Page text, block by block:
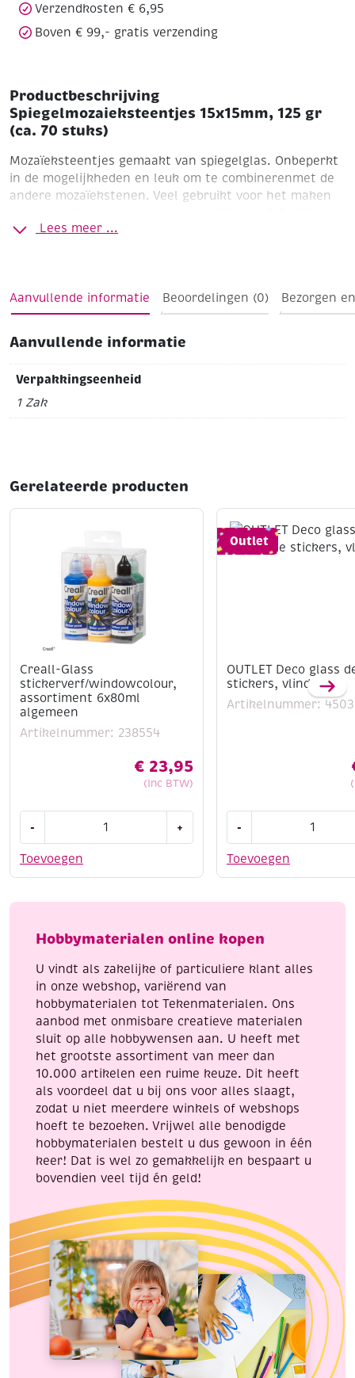
Verzendkosten € 6,95
Boven € 99,- gratis verzending
Productbeschrijving
Spiegelmozaieksteentjes 15x15mm, 125 gr
(ca. 70 stuks)
Mozaïeksteentjes gemaakt van spiegelglas. Onbeperkt
in de mogelijkheden en leuk om te combinerenmet de
andere mozaïekstenen. Veel gebruikt voor het maken
onderzetters, vazen, dienbladen, enz..
Lees meer ...
Aanvullende informatie Beoordelingen (0) Bezorgen
Aanvullende informatie
Verpakkingseenheid
1 Zak
Gerelateerde producten
Creall-Glass
stickerverf/windowcolour,
assortiment 6x80ml
algemeen
Artikelnummer: 238554
€ 23,95
(Inc BTW)
Toevoegen
-
stickerverf/windowcolour,
algemeen
+
Outlet
OUTLET Deco glass
stickers, vlinders
Artikelnummer:
Toevoegen
-
glass
vlinders
Hobbymaterialen online kopen
U vindt als zakelijke of particuliere klant alles
in onze webshop, variërend van
hobbymaterialen tot Tekenmaterialen. Ons
aanbod met onmisbare creatieve materialen
sluit op alle hobbywensen aan. U heeft met
het grootste assortiment van meer dan
10.000 artikelen een ruime keuze. Dit heeft
als voordeel dat u bij ons voor alles slaagt,
zodat u niet meerdere winkels of webshops
hoeft te bezoeken. Vrijwel alle benodigde
hobbymaterialen bestelt u dus gewoon in één
keer! Dat is wel zo gemakkelijk en bespaart u
bovendien veel tijd én geld!